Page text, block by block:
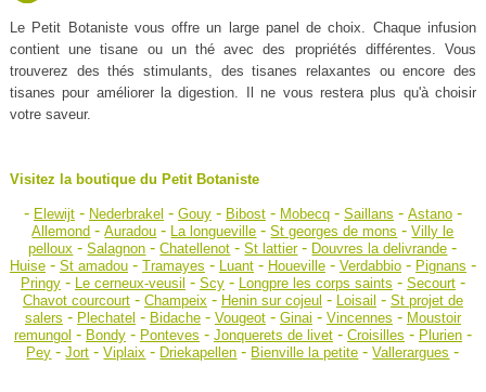
Le Petit Botaniste vous offre un large panel de choix. Chaque infusion
contient une tisane ou un thé avec des propriétés différentes. Vous
trouverez des thés stimulants, des tisanes relaxantes ou encore des
tisanes pour améliorer la digestion. Il ne vous restera plus qu'à choisir
votre saveur.
Visitez la boutique du Petit Botaniste
- Elewijt- Nederbrakel - Gouy- Bibost- Mobecq- Saillans - Astano-
Allemond -Auradou - La longueville -St georges de mons -Villy le
pelloux -Salagnon -Chatellenot -St lattier- Douvres la delivrande -
Huise- St amadou- Tramayes - Luant- Houeville- Verdabbio- Pignans -
Pringy- Le cerneux-veusil - Scy- Longpre les corps saints - Secourt-
Chavot courcourt- Champeix - Henin sur cojeul - Loisail - St projet de
salers - Plechatel - Bidache- Vougeot- Ginai - Vincennes - Moustoir
remungol - Bondy- Ponteves - Jonquerets de livet- Croisilles - Plurien-
Pey -Jort -Viplaix - Driekapellen - Bienville la petite -Vallerargues -